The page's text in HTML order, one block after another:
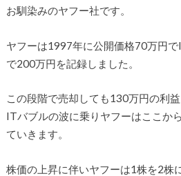
お馴染みのヤフー社です。
ヤフーは1997年に公開価格70万円
で200万円を記録しました。
この段階で売却しても130万円の利
ITバブルの波に乗りヤフーはここか
ていきます。
株価の上昇に伴いヤフーは1株を2株